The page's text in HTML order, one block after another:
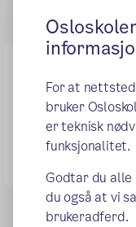
For at
bruker
er teknisk
funksjonalitet.
Godtar du
du også at vi
brukeradferd.
Oslo
Regler for
skole 2023.doc